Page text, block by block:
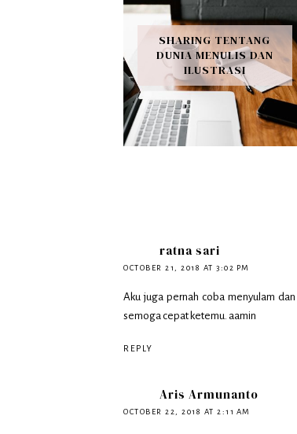
SHARING TENTANG
DUNIA MENULIS DAN
ILUSTRASI
ratna sari
OCTOBER 21, 2018 AT 3:02 PM
Aku juga pernah coba menyulam
semoga cepat ketemu. aamin
REPLY
Aris Armunanto
OCTOBER 22, 2018 AT 2:11 AM